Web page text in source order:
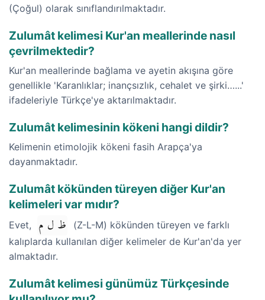
(Çoğul) olarak sınıflandırılmaktadır.
Zulumât kelimesi Kur'an meallerinde nasıl
çevrilmektedir?
Kur'an meallerinde bağlama ve ayetin akışına göre
genellikle 'Karanlıklar; inançsızlık, cehalet ve şirki…...'
ifadeleriyle Türkçe'ye aktarılmaktadır.
Zulumât kelimesinin kökeni hangi dildir?
Kelimenin etimolojik kökeni fasih Arapça'ya
dayanmaktadır.
Zulumât kökünden türeyen diğer Kur'an
kelimeleri var mıdır?
Evet, ظ ل م
(Z-L-M) kökünden türeyen ve farklı
kalıplarda kullanılan diğer kelimeler de Kur'an'da yer
almaktadır.
Zulumât kelimesi günümüz Türkçesinde